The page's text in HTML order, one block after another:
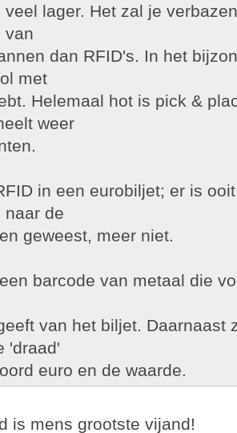
veel lager. Het zal je
van
dan RFID's. In het
met
Helemaal hot is pick &
weer
in een eurobiljet; er is
naar de
geweest, meer niet.
barcode van metaal die
van het biljet. Daarnaast
'draad'
euro en de waarde.
is mens grootste vijand!